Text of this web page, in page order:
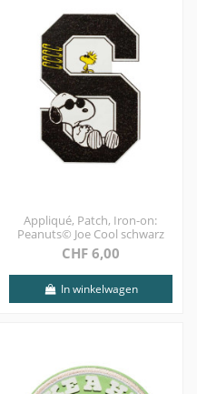
Appliqué, Patch, Iron-on:
Peanuts© Joe Cool schwarz
CHF 6,00
In winkelwagen